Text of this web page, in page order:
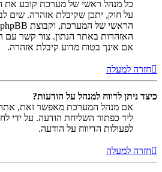
כל מנהל ראשי של מערכת קובע את
על חוק, יתכן שקיבלת אזהרה. שים
האזהרות באתר הנתון. צור קשר
אם אינך בטוח מדוע קיבלת אזהרה.
חזרה למעלה
כיצד ניתן לדווח למנהל על הודעות?
אם מנהל המערכת מאפשר זאת, אתה
ליד כפתור השליחת הודעה. על ידי
לפעולות הדיווח על הודעה.
חזרה למעלה